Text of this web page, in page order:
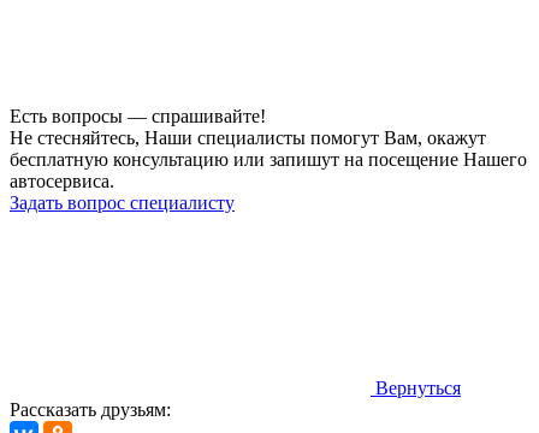
Есть вопросы — спрашивайте!
Не стесняйтесь, Наши специалисты помогут Вам, окажут
бесплатную консультацию или запишут на посещение Нашего
автосервиса.
Задать вопрос специалисту
Вернуться
Рассказать друзьям: